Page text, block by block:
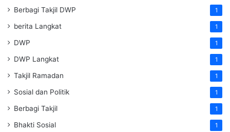
Berbagi Takjil DWP 1
berita Langkat 1
DWP 1
DWP Langkat 1
Takjil Ramadan 1
Sosial dan Politik 1
Berbagi Takjil 1
Bhakti Sosial 1